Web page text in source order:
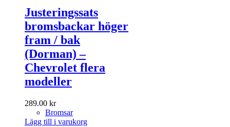
Justeringssats
bromsbackar höger
fram / bak
(Dorman) –
Chevrolet flera
modeller
289.00 kr
Bromsar
Lägg till i varukorg